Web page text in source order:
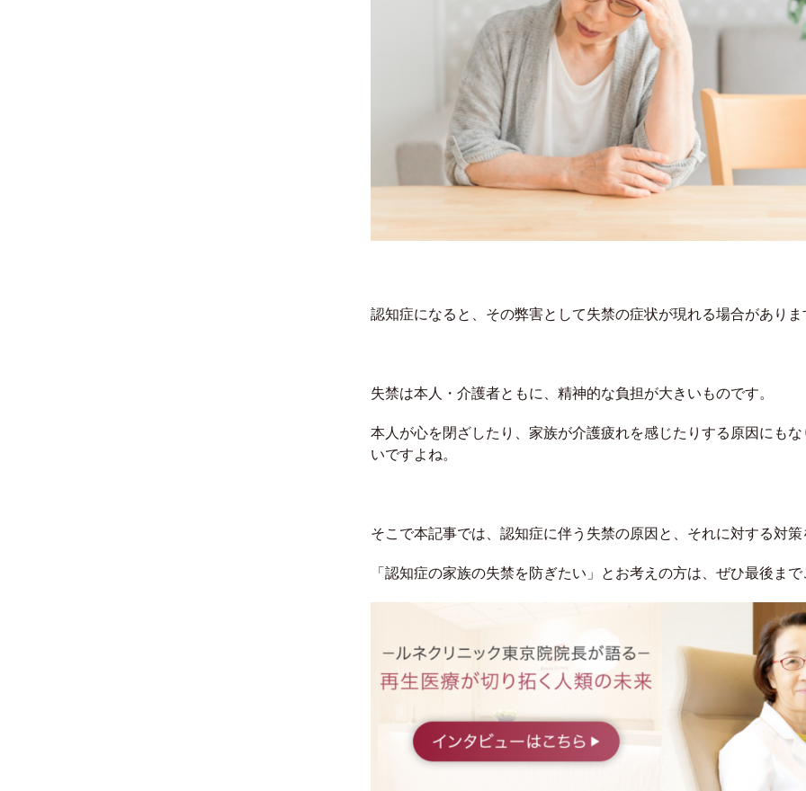
認知症になると、その弊害として失禁の症状が現れる場合がありま
失禁は本人・介護者ともに、精神的な負担が大きいものです。
本人が心を閉ざしたり、家族が介護疲れを感じたりする原因にも
いですよね。
そこで本記事では、認知症に伴う失禁の原因と、それに対する対
「認知症の家族の失禁を防ぎたい」とお考えの方は、ぜひ最後ま